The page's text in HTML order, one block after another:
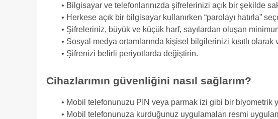
• Bilgisayar ve telefonlarınızda şifrelerinizi açık bir şekilde
• Herkese açık bir bilgisayar kullanırken “parolayı hatırla”
• Şifreleriniz, büyük ve küçük harf, sayılardan oluşan
• Sosyal medya ortamlarında kişisel bilgilerinizi kısıtlı olarak
• Şifrenizi belirli periyotlarda değiştirin.
Cihazlarımın güvenliğini nasıl sağlarım?
• Mobil telefonunuzu PIN veya parmak izi gibi bir biyometrik
• Mobil telefonunuza kurduğunuz uygulamaları resmi